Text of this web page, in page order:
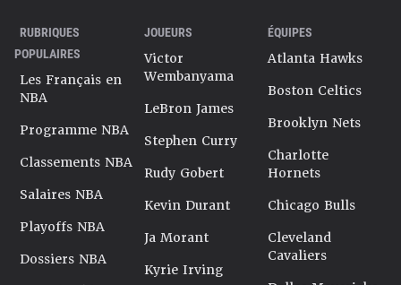
RUBRIQUES
POPULAIRES
Les Français en
NBA
Programme NBA
Classements NBA
Salaires NBA
Playoffs NBA
Dossiers NBA
JOUEURS
Victor
Wembanyama
LeBron James
Stephen Curry
Rudy Gobert
Kevin Durant
Ja Morant
Kyrie Irving
ÉQUIPES
Atlanta Hawks
Boston Celtics
Brooklyn Nets
Charlotte
Hornets
Chicago Bulls
Cleveland
Cavaliers